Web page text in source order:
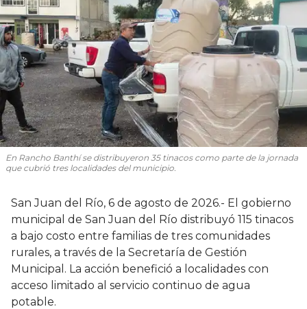
En Rancho Banthí se distribuyeron 35 tinacos como parte de la jornada
que cubrió tres localidades del municipio.
San Juan del Río, 6 de agosto de 2026.- El gobierno
municipal de San Juan del Río distribuyó 115 tinacos
a bajo costo entre familias de tres comunidades
rurales, a través de la Secretaría de Gestión
Municipal. La acción benefició a localidades con
acceso limitado al servicio continuo de agua
potable.